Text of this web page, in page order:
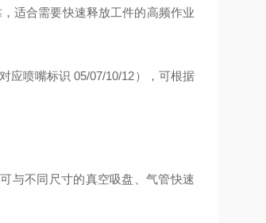
适合需要快速释放工件的高频作业
应喷嘴标识 05/07/10/12），可根据
与不同尺寸的真空吸盘、气管快速